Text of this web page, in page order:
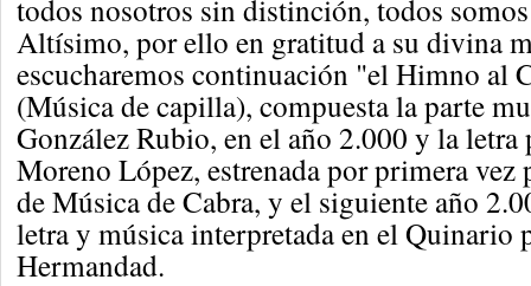
todos nosotros sin distinción, todos
Altísimo, por ello en gratitud a su divina
escucharemos continuación "el Himno al
(Música de capilla), compuesta la parte
González Rubio, en el año 2.000 y la letra
Moreno López, estrenada por primera
de Música de Cabra, y el siguiente año
letra y música interpretada en el Quinario
Hermandad.